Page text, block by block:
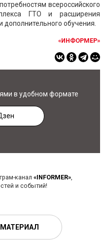
всероссийского
ГТО и расширения
обучения.
«ИНФОРМЕР»
в удобном формате
канал «INFORMER»,
и событий!